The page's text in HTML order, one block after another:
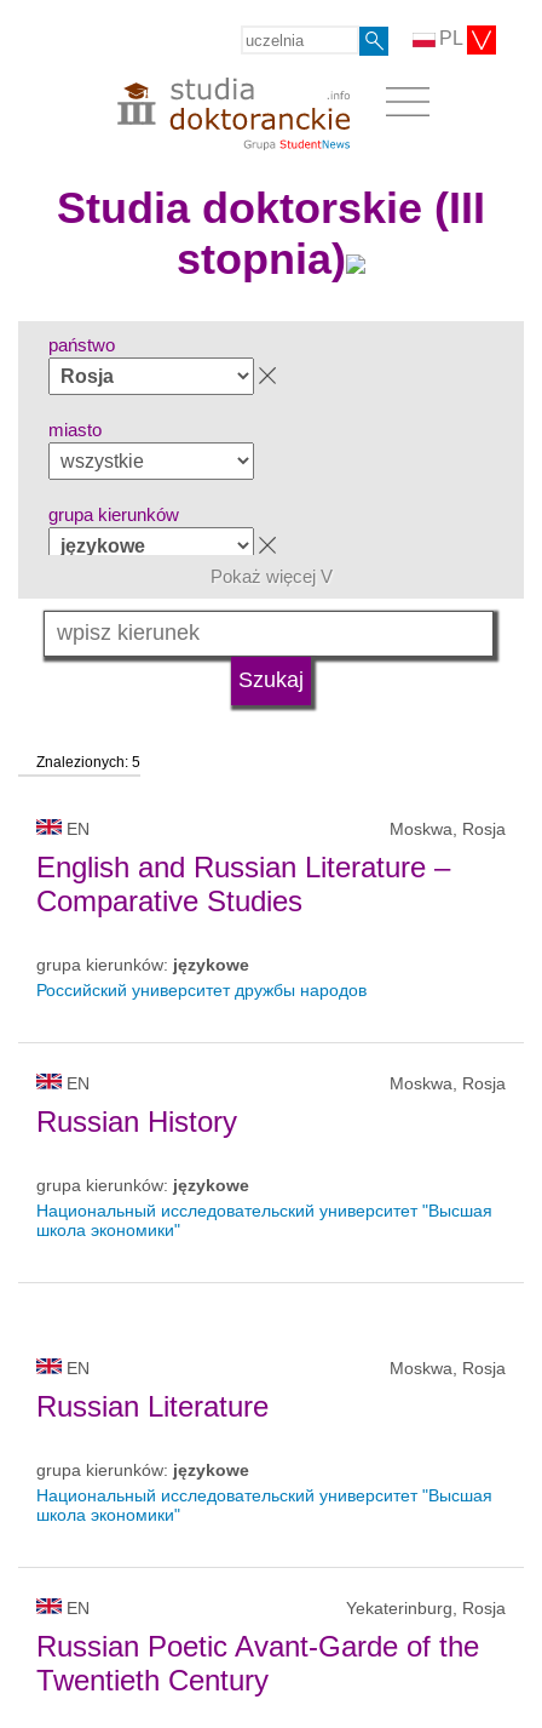
PL
Studia doktorskie (III
stopnia)
państwo
miasto
grupa kierunków
język
status uczelni
Pokaż więcej V
Znalezionych: 5
EN Moskwa, Rosja
English and Russian Literature –
Comparative Studies
grupa kierunków: językowe
Российский университет дружбы народов
EN Moskwa, Rosja
Russian History
grupa kierunków: językowe
Национальный исследовательский университет "Высшая
школа экономики"
EN Moskwa, Rosja
Russian Literature
grupa kierunków: językowe
Национальный исследовательский университет "Высшая
школа экономики"
EN Yekaterinburg, Rosja
Russian Poetic Avant-Garde of the
Twentieth Century